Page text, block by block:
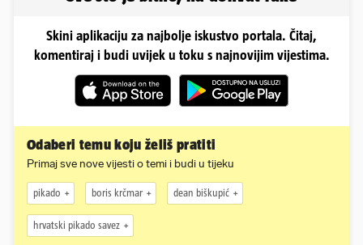
Skini aplikaciju za najbolje iskustvo portala. Čitaj,
komentiraj i budi uvijek u toku s najnovijim vijestima.
Odaberi temu koju želiš pratiti
Primaj sve nove vijesti o temi i budi u tijeku
pikado boris krčmar dean biškupić
hrvatski pikado savez